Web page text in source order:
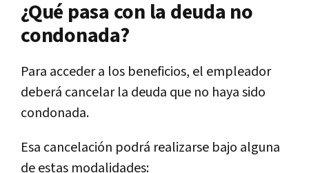
¿Qué pasa con la deuda no
condonada?
Para acceder a los beneficios, el empleador
deberá cancelar la deuda que no haya sido
condonada.
Esa cancelación podrá realizarse bajo alguna
de estas modalidades: